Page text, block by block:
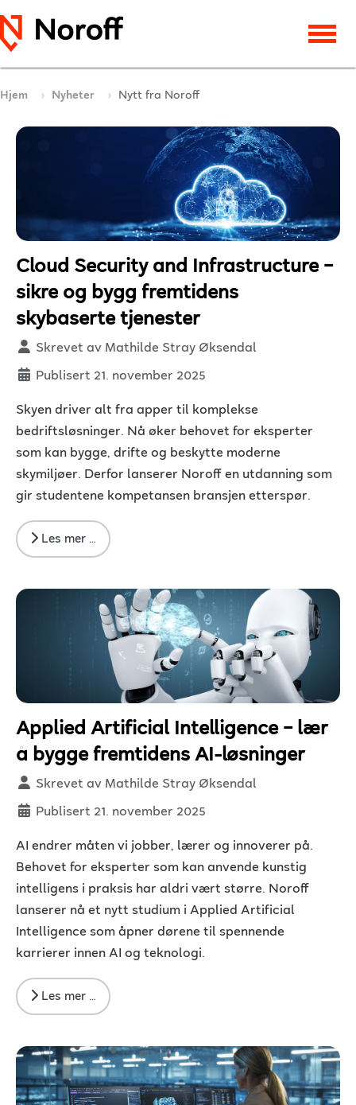
Hjem Nyheter Nytt fra Noroff
Cloud Security and Infrastructure –
sikre og bygg fremtidens
skybaserte tjenester
Detaljer
Skrevet av Mathilde Stray Øksendal
Publisert 21. november 2025
Skyen driver alt fra apper til komplekse
bedriftsløsninger. Nå øker behovet for eksperter
som kan bygge, drifte og beskytte moderne
skymiljøer. Derfor lanserer Noroff en utdanning som
gir studentene kompetansen bransjen etterspør.
Les mer …
Applied Artificial Intelligence – lær
å bygge fremtidens AI-løsninger
Detaljer
Skrevet av Mathilde Stray Øksendal
Publisert 21. november 2025
AI endrer måten vi jobber, lærer og innoverer på.
Behovet for eksperter som kan anvende kunstig
intelligens i praksis har aldri vært større. Noroff
lanserer nå et nytt studium i Applied Artificial
Intelligence som åpner dørene til spennende
karrierer innen AI og teknologi.
Les mer …